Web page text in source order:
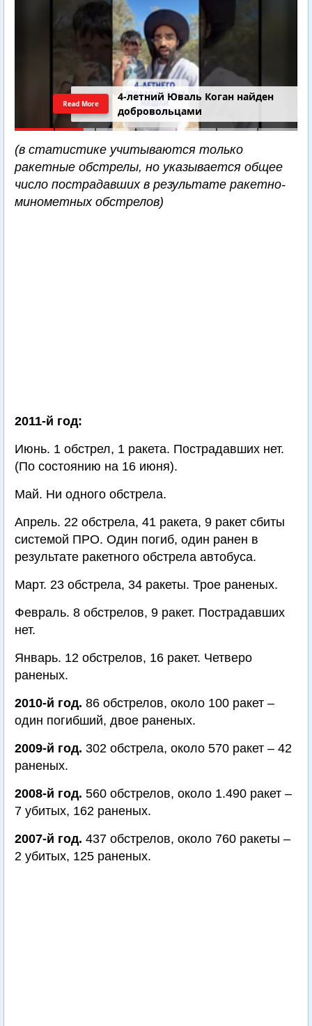
4-летний Юваль Коган найден
добровольцами
Read More
(в статистике учитываются только
ракетные обстрелы, но указывается общее
число пострадавших в результате ракетно-
минометных обстрелов)
2011-й год:
Июнь. 1 обстрел, 1 ракета. Пострадавших нет.
(По состоянию на 16 июня).
Май. Ни одного обстрела.
Апрель. 22 обстрела, 41 ракета, 9 ракет сбиты
системой ПРО. Один погиб, один ранен в
результате ракетного обстрела автобуса.
Март. 23 обстрела, 34 ракеты. Трое раненых.
Февраль. 8 обстрелов, 9 ракет. Пострадавших
нет.
Январь. 12 обстрелов, 16 ракет. Четверо
раненых.
2010-й год. 86 обстрелов, около 100 ракет –
один погибший, двое раненых.
2009-й год. 302 обстрела, около 570 ракет – 42
раненых.
2008-й год. 560 обстрелов, около 1.490 ракет –
7 убитых, 162 раненых.
2007-й год. 437 обстрелов, около 760 ракеты –
2 убитых, 125 раненых.